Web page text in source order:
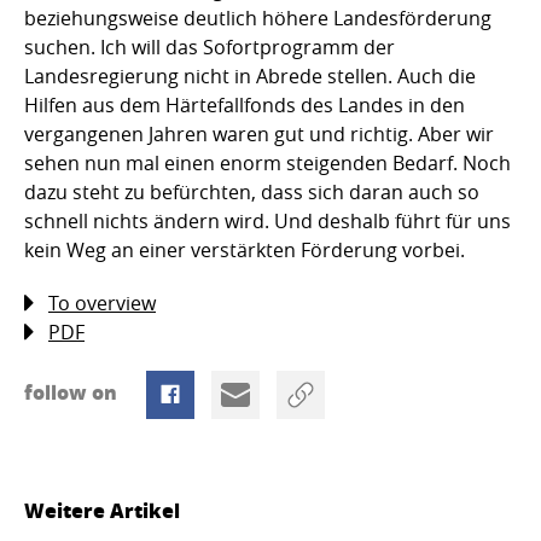
beziehungsweise deutlich höhere Landesförderung
suchen. Ich will das Sofortprogramm der
Landesregierung nicht in Abrede stellen. Auch die
Hilfen aus dem Härtefallfonds des Landes in den
vergangenen Jahren waren gut und richtig. Aber wir
sehen nun mal einen enorm steigenden Bedarf. Noch
dazu steht zu befürchten, dass sich daran auch so
schnell nichts ändern wird. Und deshalb führt für uns
kein Weg an einer verstärkten Förderung vorbei.
To overview
PDF
follow on
Weitere Artikel